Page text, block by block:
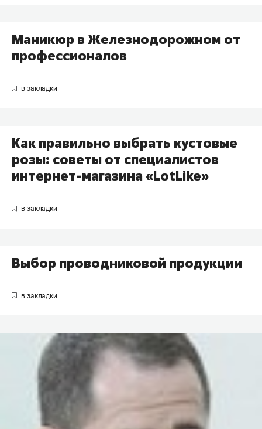
Маникюр в Железнодорожном от
профессионалов
Как правильно выбрать кустовые
розы: советы от специалистов
интернет-магазина «LotLike»
Выбор проводниковой продукции